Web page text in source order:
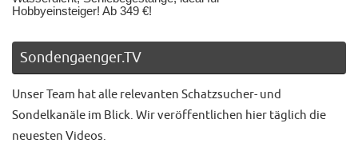
Hobbyeinsteiger! Ab 349 €!
Sondengaenger.TV
Unser Team hat alle relevanten Schatzsucher- und
Sondelkanäle im Blick. Wir veröffentlichen hier täglich die
neuesten Videos.